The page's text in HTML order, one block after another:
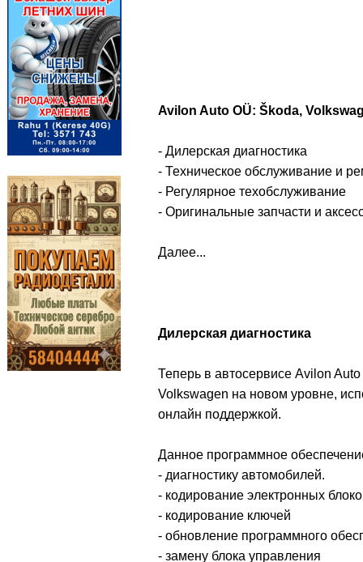
Avilon Auto OÜ: Škoda,
- Дилерская диагностика
- Техническое обслуживание и
- Регулярное техобслуживание
- Оригинальные запчасти и
Далее...
Дилерская диагностика
Теперь в автосервисе Avilon
Volkswagen на новом уровне,
онлайн поддержкой.
Данное программное
- диагностику автомобилей.
- кодирование электронных
- кодирование ключей
- обновление программного
- замену блока управления